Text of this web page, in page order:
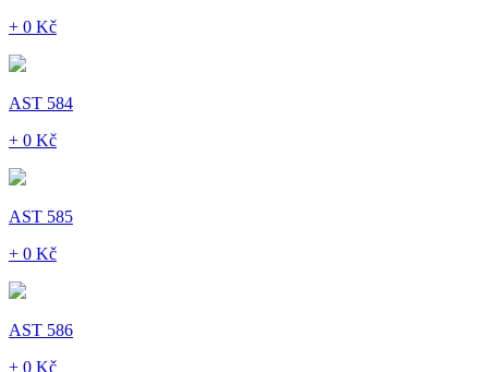
+ 0 Kč
AST 584
+ 0 Kč
AST 585
+ 0 Kč
AST 586
+ 0 Kč